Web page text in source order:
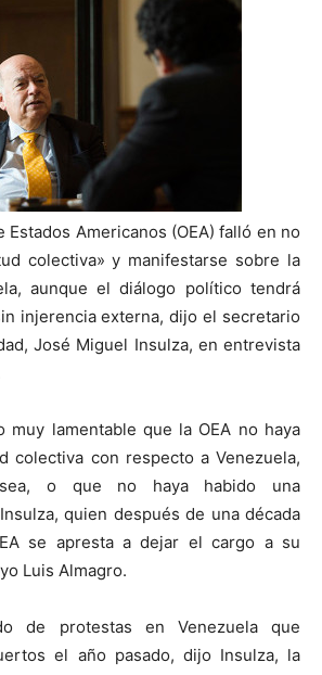
Estados Americanos (OEA) falló en no
colectiva» y manifestarse sobre la
aunque el diálogo político tendrá
injerencia externa, dijo el secretario
José Miguel Insulza, en entrevista
muy lamentable que la OEA no haya
colectiva con respecto a Venezuela,
o que no haya habido una
quien después de una década
se apresta a dejar el cargo a su
Luis Almagro.
de protestas en Venezuela que
el año pasado, dijo Insulza, la